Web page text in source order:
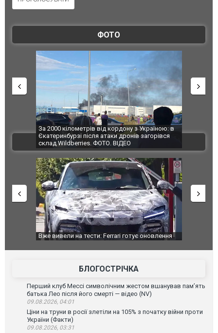
ФОТО
За 2000 кілометрів від кордону з Україною: в
Єкатеринбурзі після атаки дронів загорівся
склад Wildberries. ФОТО. ВІДЕО
"Мої
ВІДЕО
Вже вивели на тести: Ferrari готує оновлення
Вийшов
фільму
БЛОГОСТРІЧКА
Перший клуб Мессі символічним жестом вшанував пам’ять
батька Лео після його смерті — відео (NV)
09.08.2026, 04:01
Ціни на труни в росії злетіли на 105% з початку війни проти
України (Факти)
09.08.2026, 03:31